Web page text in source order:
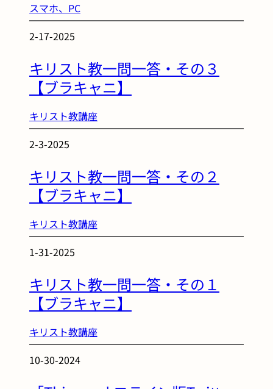
スマホ、PC
2-17-2025
キリスト教一問一答・その３
【ブラキャニ】
キリスト教講座
2-3-2025
キリスト教一問一答・その２
【ブラキャニ】
キリスト教講座
1-31-2025
キリスト教一問一答・その１
【ブラキャニ】
キリスト教講座
10-30-2024